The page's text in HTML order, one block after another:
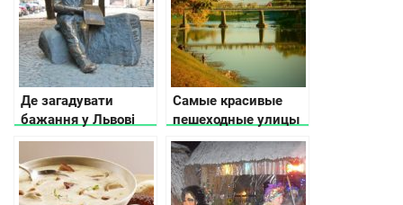
Де загадувати
бажання у Львові
Самые красивые
пешеходные улицы
в разных городах
Украины